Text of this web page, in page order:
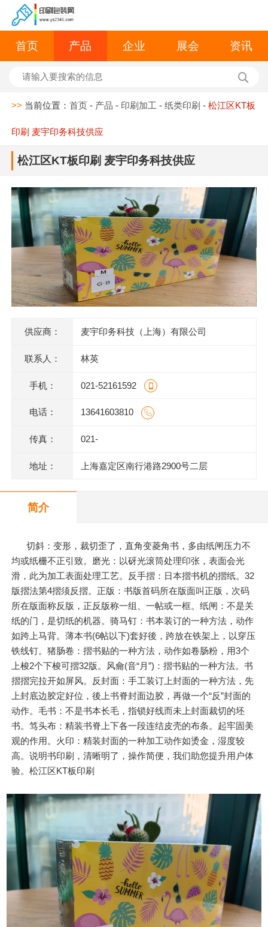
首页 产品 企业 展会 资讯
>> 当前位置：首页 - 产品 - 印刷加工 -纸类印刷 -松江区KT板
印刷 麦宇印务科技供应
松江区KT板印刷 麦宇印务科技供应
供应商： 麦宇印务科技（上海）有限公司
联系人： 林英
手机： 021-52161592
电话： 13641603810
传真： 021-
地址： 上海嘉定区南行港路2900号二层
简介
切斜：变形，裁切歪了，直角变菱角书，多由纸闸压力不
均或纸栅不正引致。磨光：以砑光滚筒处理印张，表面会光
滑，此为加工表面处理工艺。反手摺：日本摺书机的摺纸。32
版摺法第4摺须反摺。正版：书版首码所在版面叫正版，次码
所在版面称反版，正反版称一组、一帖或一框。纸闸：不是关
纸的门，是切纸的机器。骑马钉：书本装订的一种方法，动作
如跨上马背。薄本书(6帖以下)套好後，跨放在铁架上，以穿压
铁线钉。猪肠卷：摺书贴的一种方法，动作如卷肠粉，用3个
上梭2个下梭可摺32版。风龠(音“月”)：摺书贴的一种方法。书
摺摺完拉开如屏风。反封面：手工装订上封面的一种方法，先
上封底边胶定好位，後上书脊封面边胶，再做一个“反”封面的
动作。毛书：不是书本长毛，指锁好线而未上封面裁切的坯
书。笃头布：精装书脊上下各一段连结皮壳的布条。起牢固美
观的作用。火印：精装封面的一种加工动作如烫金，湿度较
高。说明书印刷，清晰明了，操作简便，我们助您提升用户体
验。松江区KT板印刷